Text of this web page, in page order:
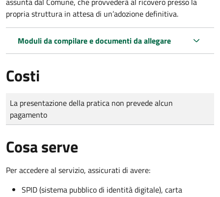
propria struttura in attesa di un’adozione definitiva.
Moduli da compilare e documenti da allegare
Costi
Tipo di pagamento
Importo
La presentazione della pratica non prevede alcun
pagamento
Cosa serve
Per accedere al servizio, assicurati di avere:
SPID (sistema pubblico di identità digitale), carta